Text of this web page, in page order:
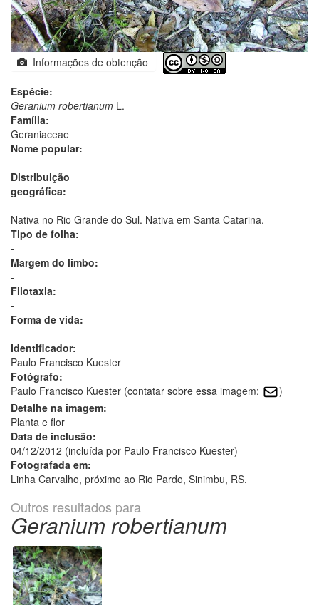
Informações de obtenção
Espécie:
Geranium robertianum L.
Família:
Geraniaceae
Nome popular:
Distribuição
geográfica:
Nativa no Rio Grande do Sul. Nativa em Santa Catarina.
Tipo de folha:
-
Margem do limbo:
-
Filotaxia:
-
Forma de vida:
Identificador:
Paulo Francisco Kuester
Fotógrafo:
Paulo Francisco Kuester (contatar sobre essa imagem:
)
Detalhe na imagem:
Planta e flor
Data de inclusão:
04/12/2012 (incluída por Paulo Francisco Kuester)
Fotografada em:
Linha Carvalho, próximo ao Rio Pardo, Sinimbu, RS.
Outros resultados para
Geranium robertianum